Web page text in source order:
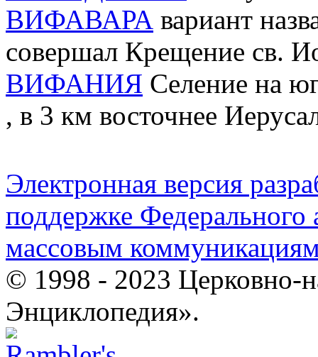
ВИФАВАРА вариант
совершал Крещение св.
ВИФАНИЯ Селение на
, в 3 км восточнее
Электронная версия
поддержке Федерального
массовым
© 1998 - 2023 Церковно-
Энциклопедия».